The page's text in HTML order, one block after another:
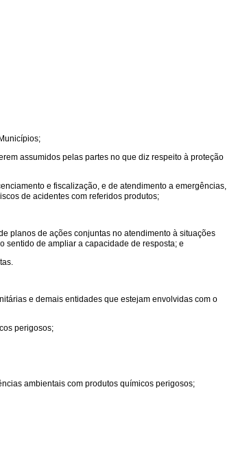
assumidos pelas partes no que diz respeito à proteção
e fiscalização, e de atendimento a emergências,
de acidentes com referidos produtos;
planos de ações conjuntas no atendimento à situações
sentido de ampliar a capacidade de resposta; e
e demais entidades que estejam envolvidas com o
perigosos;
ambientais com produtos químicos perigosos;